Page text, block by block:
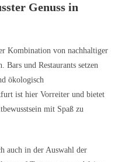
Genuss in
Kombination von nachhaltiger
Bars und Restaurants setzen
ökologisch
ist hier Vorreiter und bietet
mit Spaß zu
auch in der Auswahl der